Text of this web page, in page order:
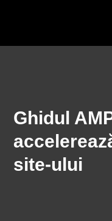
Ghidul
site-ului